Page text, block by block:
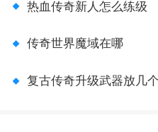
热血传奇新人怎么练级
传奇世界魔域在哪
复古传奇升级武器放几